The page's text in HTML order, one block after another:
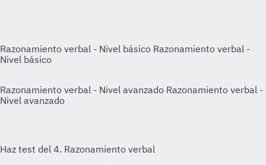
Razonamiento verbal - Nivel básico Razonamiento verbal -
Nivel básico
Razonamiento verbal - Nivel avanzado Razonamiento verbal -
Nivel avanzado